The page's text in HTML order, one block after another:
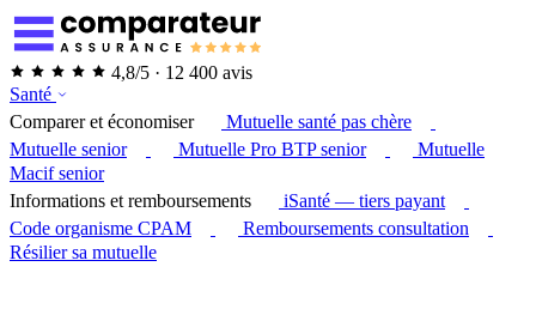
4,8/5 · 12 400 avis
Santé
Comparer et économiser
Mutuelle santé pas chère
Mutuelle senior
Mutuelle Pro BTP senior
Mutuelle
Macif senior
Informations et remboursements
iSanté — tiers payant
Code organisme CPAM
Remboursements consultation
Résilier sa mutuelle